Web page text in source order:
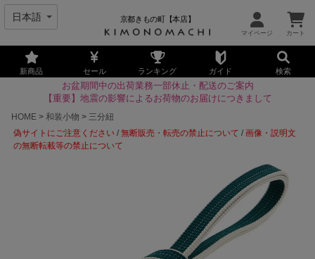
京都きもの町【本店】
新商品 セール ランキング ガイド 検索
お盆期間中の出荷業務一部休止・配送のご案内
【重要】地震の影響によるお荷物のお届けにつきまして
HOME
和装小物
三分紐
偽サイトにご注意ください /無断販売・転売の禁止について /画像・説明文
の無断転載等の禁止について